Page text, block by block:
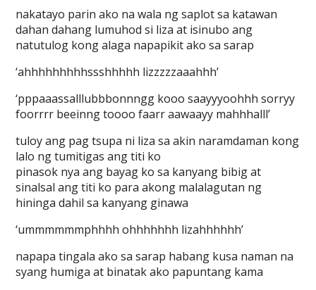
nakatayo parin ako na wala ng saplot sa katawan
dahan dahang lumuhod si liza at isinubo ang
natutulog kong alaga napapikit ako sa sarap
‘ahhhhhhhhhssshhhhh lizzzzzaaahhh’
‘pppaaassalllubbbonnngg kooo saayyyoohhh sorryy
foorrrr beeinng toooo faarr aawaayy mahhhalll’
tuloy ang pag tsupa ni liza sa akin naramdaman kong
lalo ng tumitigas ang titi ko
pinasok nya ang bayag ko sa kanyang bibig at
sinalsal ang titi ko para akong malalagutan ng
hininga dahil sa kanyang ginawa
‘ummmmmmphhhh ohhhhhhh lizahhhhhh’
napapa tingala ako sa sarap habang kusa naman na
syang humiga at binatak ako papuntang kama